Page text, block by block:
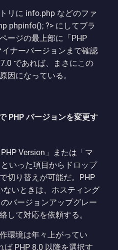
リに info.php などのファ
phpinfo(); ?> にしてブラ
ージの最上部に「PHP
ナーバージョンまで確認
であれば、まさにこの
因になっている。
PHP バージョンを変更す
Version」または「マ
いった項目からドロップ
切り替えが可能だ。PHP
ないときは、ホスティング
バージョンアップグレー
して対応を依頼する。
環境は年々上がってい
ば PHP 8.0 以降を選択す